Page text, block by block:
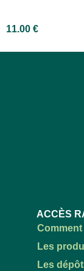
11.00 €
ACCÈS
Les
Les